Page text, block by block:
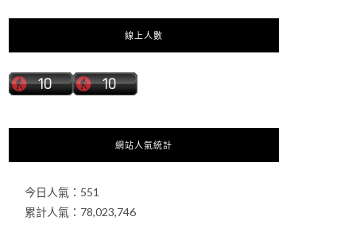
線上人數
網站人氣統計
今日人氣： 551
累計人氣： 78,023,746